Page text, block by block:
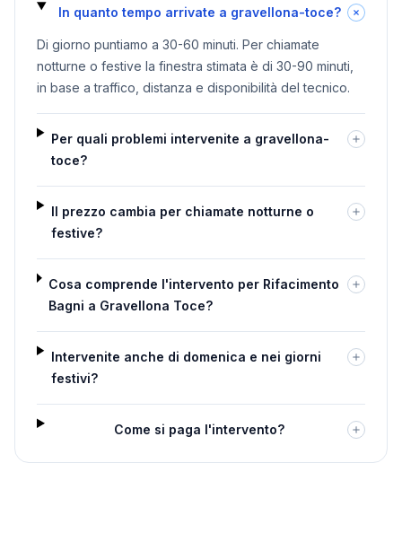
In quanto tempo arrivate a gravellona-toce?
Di giorno puntiamo a 30-60 minuti. Per chiamate
notturne o festive la finestra stimata è di 30-90 minuti,
in base a traffico, distanza e disponibilità del tecnico.
Per quali problemi intervenite a gravellona-
toce?
Il prezzo cambia per chiamate notturne o
festive?
Cosa comprende l'intervento per Rifacimento
Bagni a Gravellona Toce?
Intervenite anche di domenica e nei giorni
festivi?
Come si paga l'intervento?